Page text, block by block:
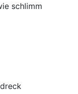
schlimm